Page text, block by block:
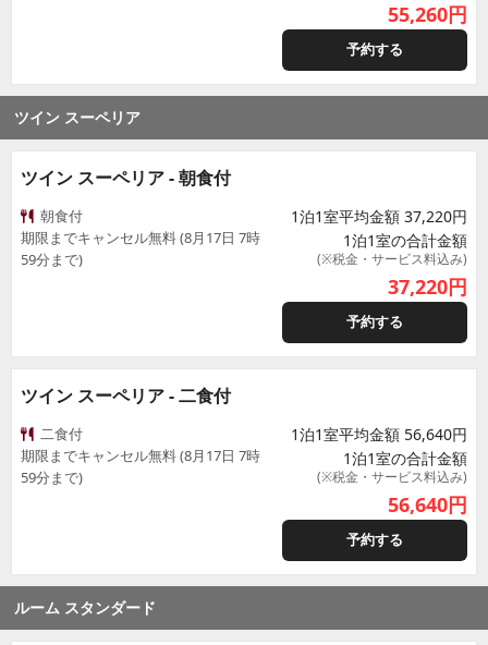
55,260円
予約する
ツイン スーペリア
ツイン スーペリア - 朝食付
朝食付
期限までキャンセル無料 (8月17日 7時
59分まで)
1泊1室平均金額 37,220円
1泊1室の合計金額
(※税金・サービス料込み)
37,220円
予約する
ツイン スーペリア - 二食付
二食付
期限までキャンセル無料 (8月17日 7時
59分まで)
1泊1室平均金額 56,640円
1泊1室の合計金額
(※税金・サービス料込み)
56,640円
予約する
ルーム スタンダード